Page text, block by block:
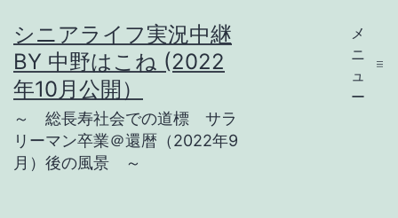
ン
テ
ン
へ
シニアライフ実況中継
BY 中野はこね (2022
年10月公開）
～ 総長寿社会での道標 サラ
リーマン卒業＠還暦（2022年9
月）後の風景 ～
メ
ニ
ュ
ー